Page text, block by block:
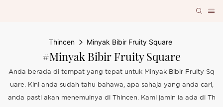
Thincen Minyak Bibir Fruity Square
#Minyak Bibir Fruity Square
Anda berada di tempat yang tepat untuk Minyak Bibir Fruity Sq
uare. Kini anda sudah tahu bahawa, apa sahaja yang anda cari,
anda pasti akan menemuinya di Thincen. Kami jamin ia ada di Th